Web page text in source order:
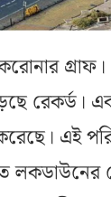
গ্রাফ।
রেকর্ড।
এই